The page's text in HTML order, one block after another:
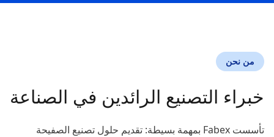
من نحن
خبراء التصنيع الرائدين في الصناعة
تأسست Fabex بمهمة بسيطة: تقديم حلول تصنيع الصفيحة